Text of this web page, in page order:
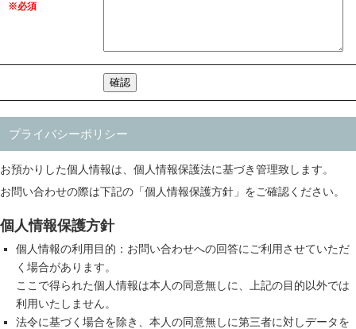
※必須
プライバシーポリシー
お預かりした個人情報は、個人情報保護法に基づき管理致します。
お問い合わせの際は下記の「個人情報保護方針」をご確認ください。
個人情報保護方針
個人情報の利用目的：お問い合わせへの回答にご利用させていただ
く場合があります。
ここで得られた個人情報は本人の同意無しに、上記の目的以外では
利用いたしません。
法令に基づく場合を除き、本人の同意無しに第三者に対しデータを